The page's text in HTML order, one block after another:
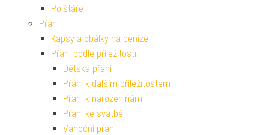
Polštáře
Přání
Kapsy a obálky na peníze
Přání podle příležitosti
Dětská přání
Přání k dalším příležitostem
Přání k narozeninám
Přání ke svatbě
Vánoční přání